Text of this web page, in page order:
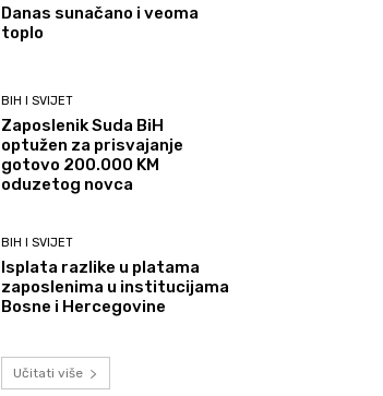
Danas sunačano i veoma
toplo
BIH I SVIJET
Zaposlenik Suda BiH
optužen za prisvajanje
gotovo 200.000 KM
oduzetog novca
BIH I SVIJET
Isplata razlike u platama
zaposlenima u institucijama
Bosne i Hercegovine
Učitati više